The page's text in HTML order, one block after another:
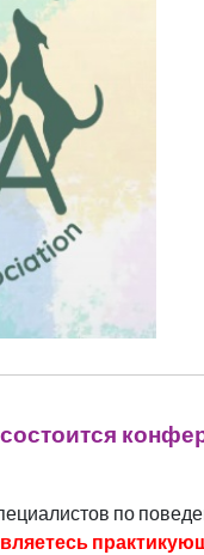
по